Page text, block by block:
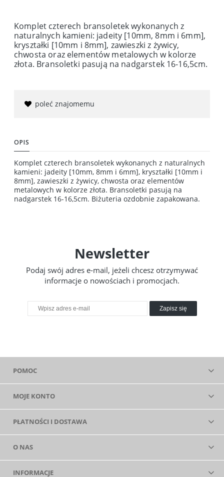
Komplet czterech bransoletek wykonanych z
naturalnych kamieni: jadeity [10mm, 8mm i 6mm],
kryształki [10mm i 8mm], zawieszki z żywicy,
chwosta oraz elementów metalowych w kolorze
złota. Bransoletki pasują na nadgarstek 16-16,5cm.
poleć znajomemu
OPIS
Komplet czterech bransoletek wykonanych z naturalnych
kamieni: jadeity [10mm, 8mm i 6mm], kryształki [10mm i
8mm], zawieszki z żywicy, chwosta oraz elementów
metalowych w kolorze złota. Bransoletki pasują na
nadgarstek 16-16,5cm. Biżuteria ozdobnie zapakowana.
Newsletter
Podaj swój adres e-mail, jeżeli chcesz otrzymywać
informacje o nowościach i promocjach.
Zapisz się
POMOC
MOJE KONTO
PŁATNOŚCI I DOSTAWA
O NAS
INFORMACJE